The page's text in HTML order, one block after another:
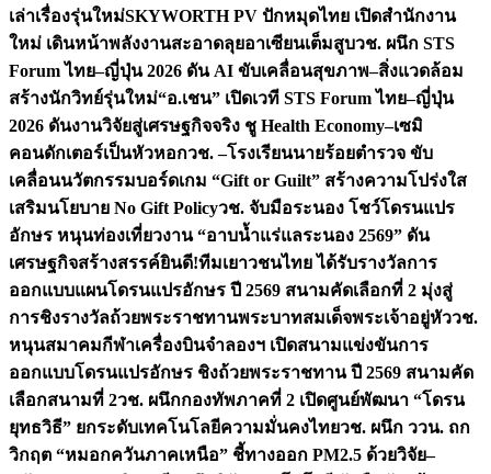
เล่าเรื่องรุ่นใหม่SKYWORTH PV ปักหมุดไทย เปิดสำนักงาน
ใหม่ เดินหน้าพลังงานสะอาดลุยอาเซียนเต็มสูบวช. ผนึก STS
Forum ไทย–ญี่ปุ่น 2026 ดัน AI ขับเคลื่อนสุขภาพ–สิ่งแวดล้อม
สร้างนักวิทย์รุ่นใหม่“อ.เชน” เปิดเวที STS Forum ไทย–ญี่ปุ่น
2026 ดันงานวิจัยสู่เศรษฐกิจจริง ชู Health Economy–เซมิ
คอนดักเตอร์เป็นหัวหอกวช. –โรงเรียนนายร้อยตำรวจ ขับ
เคลื่อนนวัตกรรมบอร์ดเกม “Gift or Guilt” สร้างความโปร่งใส
เสริมนโยบาย No Gift Policyวช. จับมือระนอง โชว์โดรนแปร
อักษร หนุนท่องเที่ยวงาน “อาบน้ำแร่แลระนอง 2569” ดัน
เศรษฐกิจสร้างสรรค์ยินดี!ทีมเยาวชนไทย ได้รับรางวัลการ
ออกแบบแผนโดรนแปรอักษร ปี 2569 สนามคัดเลือกที่ 2 มุ่งสู่
การชิงรางวัลถ้วยพระราชทานพระบาทสมเด็จพระเจ้าอยู่หัววช.
หนุนสมาคมกีฬาเครื่องบินจำลองฯ เปิดสนามแข่งขันการ
ออกแบบโดรนแปรอักษร ชิงถ้วยพระราชทาน ปี 2569 สนามคัด
เลือกสนามที่ 2วช. ผนึกกองทัพภาคที่ 2 เปิดศูนย์พัฒนา “โดรน
ยุทธวิธี” ยกระดับเทคโนโลยีความมั่นคงไทยวช. ผนึก ววน. ถก
วิกฤต “หมอกควันภาคเหนือ” ชี้ทางออก PM2.5 ด้วยวิจัย–